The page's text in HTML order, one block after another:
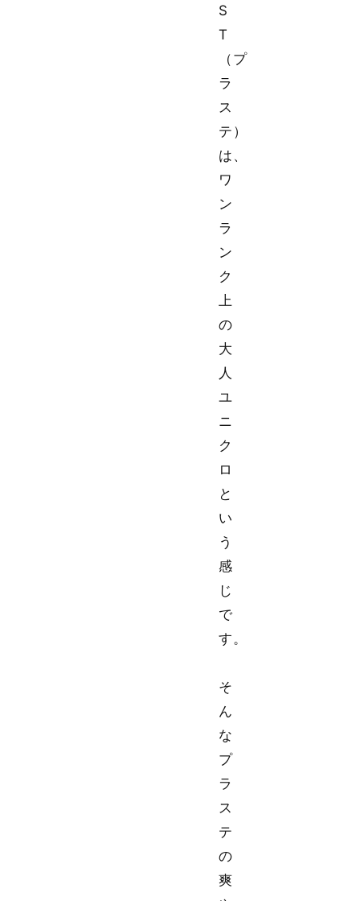
S
T
（プ
ラ
ス
テ）
は、
ワ
ン
ラ
ン
ク
上
の
大
人
ユ
ニ
ク
ロ
と
い
う
感
じ
で
す。
そ
ん
な
プ
ラ
ス
テ
の
爽